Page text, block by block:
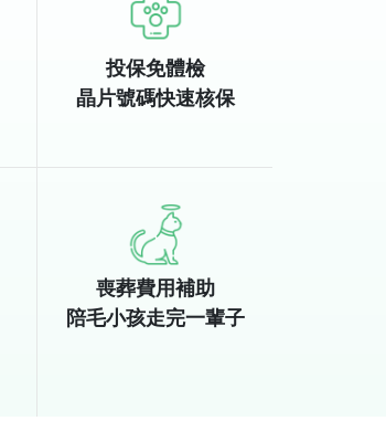
投保免體檢
晶片號碼快速核保
喪葬費用補助
陪毛小孩走完一輩子